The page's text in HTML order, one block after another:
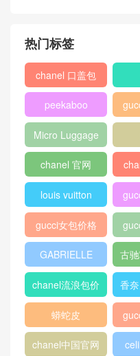
热门标签
chanel 口盖包
peekaboo
Micro Luggage
chanel 官网
louis vuitton
gucci女包价格
GABRIELLE 古
chanel流浪包价
格
香
蟒蛇皮
chanel中国官网